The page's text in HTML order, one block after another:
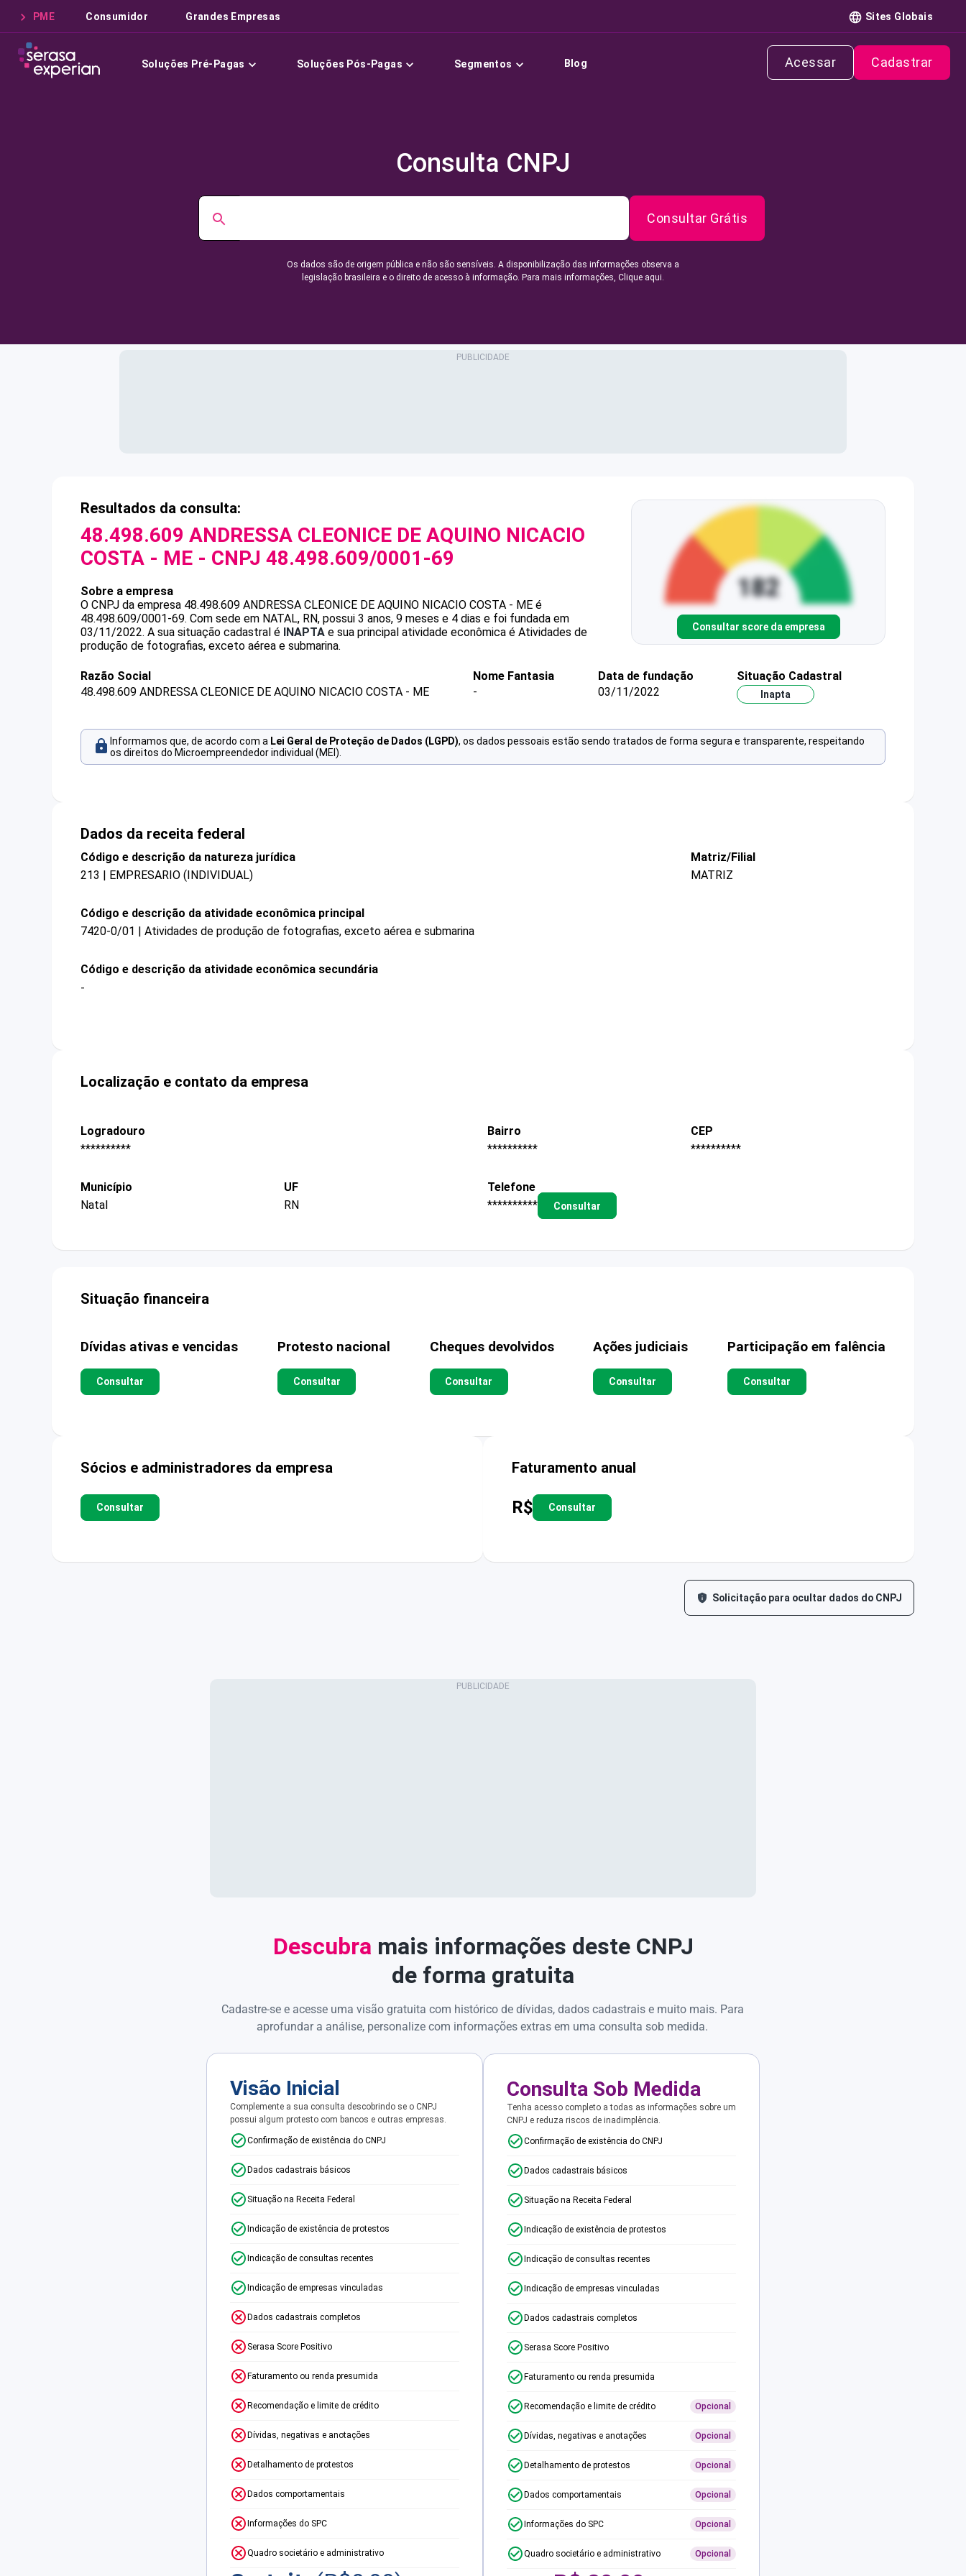
PME Consumidor Grandes Empresas Sites Globais
Soluções Pré-Pagas Soluções Pós-Pagas Segmentos Blog Acessar Cadastrar
Consulta CNPJ
Consultar Grátis
Os dados são de origem pública e não são sensíveis. A disponibilização das informações observa a
legislação brasileira e o direito de acesso à informação. Para mais informações, Clique aqui.
Resultados da consulta:
48.498.609 ANDRESSA CLEONICE DE AQUINO NICACIO
COSTA - ME - CNPJ 48.498.609/0001-69
Sobre a empresa
O CNPJ da empresa 48.498.609 ANDRESSA CLEONICE DE AQUINO NICACIO COSTA - ME é
48.498.609/0001-69. Com sede em NATAL, RN, possui 3 anos, 9 meses e 4 dias e foi fundada em
03/11/2022. A sua situação cadastral é INAPTA e sua principal atividade econômica é Atividades de
produção de fotografias, exceto aérea e submarina.
Consultar score da empresa
Razão Social
48.498.609 ANDRESSA CLEONICE DE AQUINO NICACIO COSTA - ME
Nome Fantasia
-
Data de fundação
03/11/2022
Situação Cadastral
Inapta
Informamos que, de acordo com a Lei Geral de Proteção de Dados (LGPD), os dados pessoais estão sendo tratados de forma segura e transparente, respeitando
os direitos do Microempreendedor individual (MEI).
Dados da receita federal
Código e descrição da natureza jurídica
213 | EMPRESARIO (INDIVIDUAL)
Matriz/Filial
MATRIZ
Código e descrição da atividade econômica principal
7420-0/01 | Atividades de produção de fotografias, exceto aérea e submarina
Código e descrição da atividade econômica secundária
-
Localização e contato da empresa
Logradouro
**********
Bairro
**********
CEP
**********
Município
Natal
UF
RN
Telefone
**********
Consultar
Situação financeira
Dívidas ativas e vencidas
Consultar
Protesto nacional
Consultar
Cheques devolvidos
Consultar
Ações judiciais
Consultar
Participação em falência
Consultar
Sócios e administradores da empresa
Consultar
Faturamento anual
R$ Consultar
Solicitação para ocultar dados do CNPJ
Descubra mais informações deste CNPJ
de forma gratuita
Cadastre-se e acesse uma visão gratuita com histórico de dívidas, dados cadastrais e muito mais. Para
aprofundar a análise, personalize com informações extras em uma consulta sob medida.
Visão Inicial
Complemente a sua consulta descobrindo se o CNPJ
possui algum protesto com bancos e outras empresas.
Confirmação de existência do CNPJ
Dados cadastrais básicos
Situação na Receita Federal
Indicação de existência de protestos
Indicação de consultas recentes
Indicação de empresas vinculadas
Dados cadastrais completos
Serasa Score Positivo
Faturamento ou renda presumida
Recomendação e limite de crédito
Dívidas, negativas e anotações
Detalhamento de protestos
Dados comportamentais
Informações do SPC
Quadro societário e administrativo
Consulta Sob Medida
Tenha acesso completo a todas as informações sobre um
CNPJ e reduza riscos de inadimplência.
Confirmação de existência do CNPJ
Dados cadastrais básicos
Situação na Receita Federal
Indicação de existência de protestos
Indicação de consultas recentes
Indicação de empresas vinculadas
Dados cadastrais completos
Serasa Score Positivo
Faturamento ou renda presumida
Recomendação e limite de crédito Opcional
Dívidas, negativas e anotações Opcional
Detalhamento de protestos Opcional
Dados comportamentais Opcional
Informações do SPC Opcional
Quadro societário e administrativo Opcional